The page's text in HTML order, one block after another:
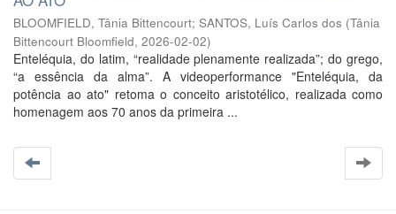
BLOOMFIELD, Tânia Bittencourt; SANTOS, Luís Carlos dos (Tânia
Bittencourt Bloomfield, 2026-02-02)
Enteléquia, do latim, “realidade plenamente realizada”; do grego,
“a essência da alma”. A videoperformance "Enteléquia, da
potência ao ato" retoma o conceito aristotélico, realizada como
homenagem aos 70 anos da primeira ...